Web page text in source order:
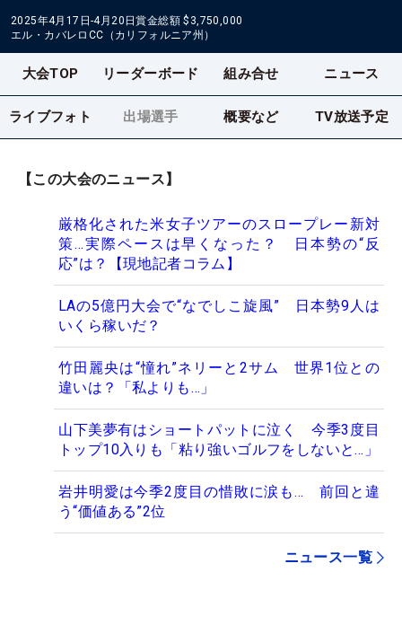
2025年4月17日-4月20日賞金総額 $3,750,000
エル・カバレロCC（カリフォルニア州）
大会TOP リーダーボード 組み合せ ニュース
ライブフォト 出場選手 概要など TV放送予定
【この大会のニュース】
厳格化された米女子ツアーのスロープレー新対
策…実際ペースは早くなった？ 日本勢の“反
応”は？【現地記者コラム】
LAの5億円大会で“なでしこ旋風” 日本勢9人は
いくら稼いだ？
竹田麗央は“憧れ”ネリーと2サム 世界1位との
違いは？「私よりも…」
山下美夢有はショートパットに泣く 今季3度目
トップ10入りも「粘り強いゴルフをしないと…」
岩井明愛は今季2度目の惜敗に涙も… 前回と違
う“価値ある”2位
ニュース一覧